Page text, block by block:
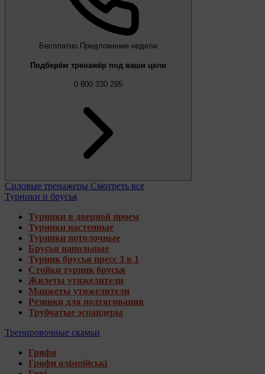
Бесплатно Предложение недели
Подберём тренажёр под ваши цели
0 800 330 295
Силовые тренажеры Смотреть все
Турники и брусья
Турники в дверной проем
Турники настенные
Турники потолочные
Брусья напольные
Турник брусья пресс 3 в 1
Стойки турник брусья
Жилеты утяжелители
Манжеты утяжелители
Резинки для подтягивания
Трубчатые эспандеры
Тренировочные скамьи
Грифи
Грифи олімпійські